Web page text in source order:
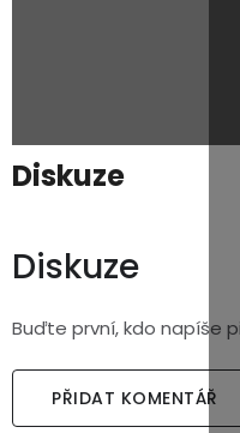
Diskuze
Diskuze
Buďte první, kdo napíše
PŘIDAT KOMENTÁŘ